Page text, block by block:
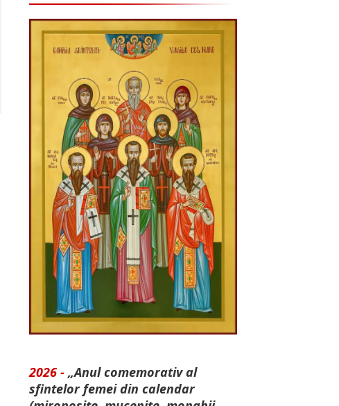
2026 - „Anul comemorativ al
sfintelor femei din calendar